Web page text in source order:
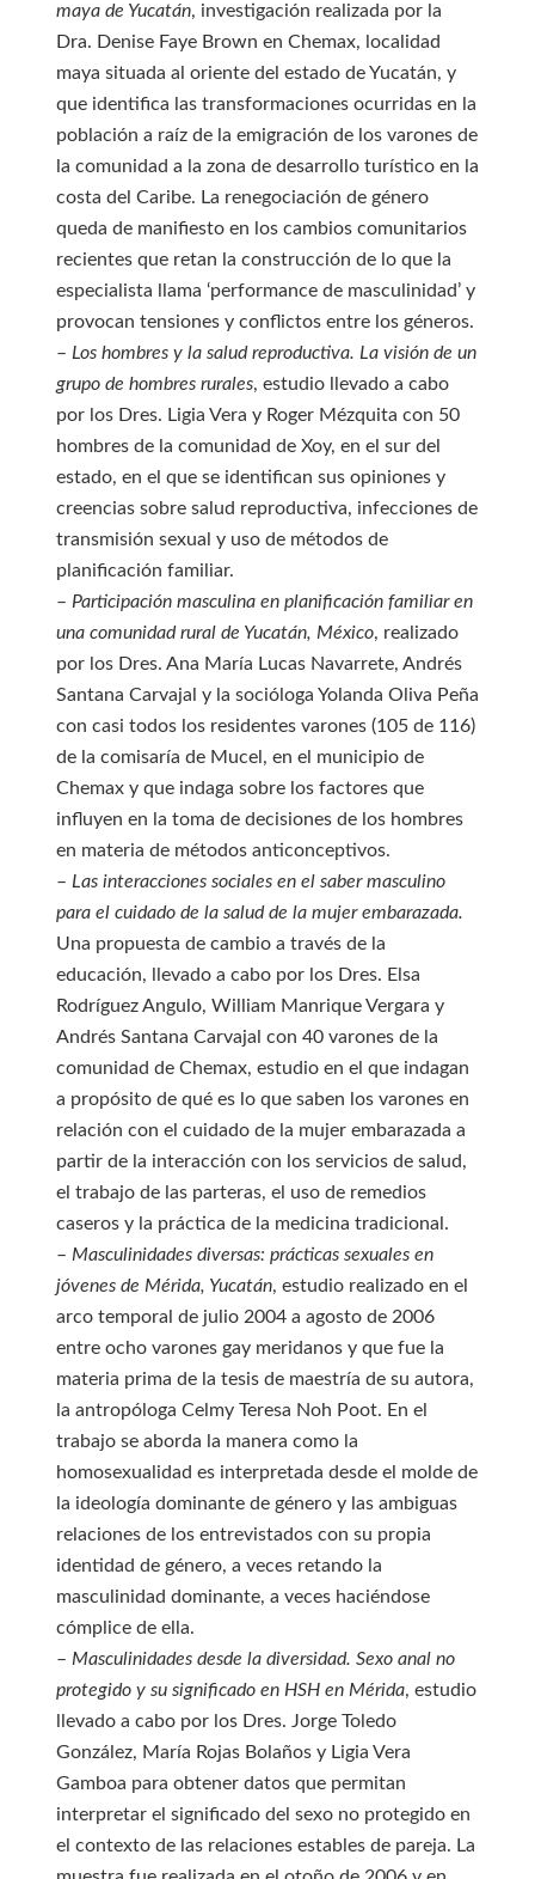
maya de Yucatán, investigación realizada por la
Dra. Denise Faye Brown en Chemax, localidad
maya situada al oriente del estado de Yucatán, y
que identifica las transformaciones ocurridas en la
población a raíz de la emigración de los varones de
la comunidad a la zona de desarrollo turístico en la
costa del Caribe. La renegociación de género
queda de manifiesto en los cambios comunitarios
recientes que retan la construcción de lo que la
especialista llama ‘performance de masculinidad’ y
provocan tensiones y conflictos entre los géneros.
– Los hombres y la salud reproductiva. La visión de un
grupo de hombres rurales, estudio llevado a cabo
por los Dres. Ligia Vera y Roger Mézquita con 50
hombres de la comunidad de Xoy, en el sur del
estado, en el que se identifican sus opiniones y
creencias sobre salud reproductiva, infecciones de
transmisión sexual y uso de métodos de
planificación familiar.
– Participación masculina en planificación familiar en
una comunidad rural de Yucatán, México, realizado
por los Dres. Ana María Lucas Navarrete, Andrés
Santana Carvajal y la socióloga Yolanda Oliva Peña
con casi todos los residentes varones (105 de 116)
de la comisaría de Mucel, en el municipio de
Chemax y que indaga sobre los factores que
influyen en la toma de decisiones de los hombres
en materia de métodos anticonceptivos.
– Las interacciones sociales en el saber masculino
para el cuidado de la salud de la mujer embarazada.
Una propuesta de cambio a través de la
educación, llevado a cabo por los Dres. Elsa
Rodríguez Angulo, William Manrique Vergara y
Andrés Santana Carvajal con 40 varones de la
comunidad de Chemax, estudio en el que indagan
a propósito de qué es lo que saben los varones en
relación con el cuidado de la mujer embarazada a
partir de la interacción con los servicios de salud,
el trabajo de las parteras, el uso de remedios
caseros y la práctica de la medicina tradicional.
– Masculinidades diversas: prácticas sexuales en
jóvenes de Mérida, Yucatán, estudio realizado en el
arco temporal de julio 2004 a agosto de 2006
entre ocho varones gay meridanos y que fue la
materia prima de la tesis de maestría de su autora,
la antropóloga Celmy Teresa Noh Poot. En el
trabajo se aborda la manera como la
homosexualidad es interpretada desde el molde de
la ideología dominante de género y las ambiguas
relaciones de los entrevistados con su propia
identidad de género, a veces retando la
masculinidad dominante, a veces haciéndose
cómplice de ella.
– Masculinidades desde la diversidad. Sexo anal no
protegido y su significado en HSH en Mérida, estudio
llevado a cabo por los Dres. Jorge Toledo
González, María Rojas Bolaños y Ligia Vera
Gamboa para obtener datos que permitan
interpretar el significado del sexo no protegido en
el contexto de las relaciones estables de pareja. La